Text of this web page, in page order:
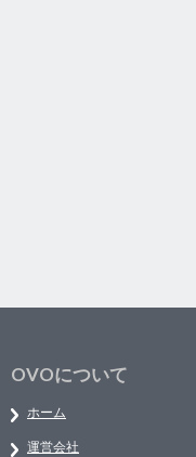
OVOについて
ホーム
運営会社